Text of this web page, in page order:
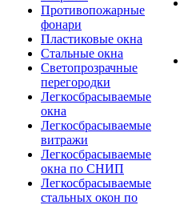
Противопожарные
фонари
Пластиковые окна
Стальные окна
Светопрозрачные
перегородки
Легкосбрасываемые
окна
Легкосбрасываемые
витражи
Легкосбрасываемые
окна по СНИП
Легкосбрасываемые
стальных окон по